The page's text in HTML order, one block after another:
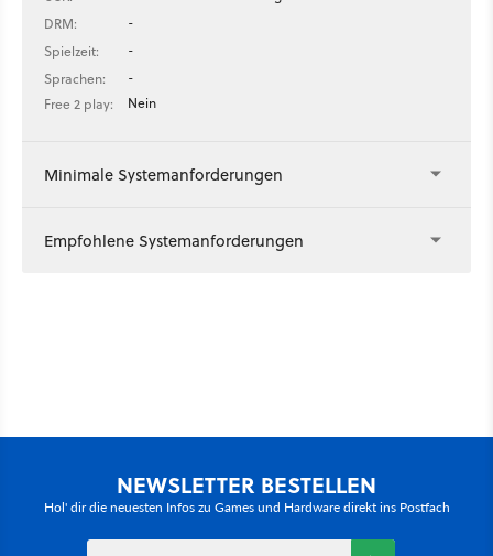
DRM:
-
Spielzeit:
-
Sprachen:
-
Free 2 play:
Nein
Minimale Systemanforderungen
Empfohlene Systemanforderungen
NEWSLETTER BESTELLEN
Hol' dir die neuesten Infos zu Games und Hardware direkt ins Postfach